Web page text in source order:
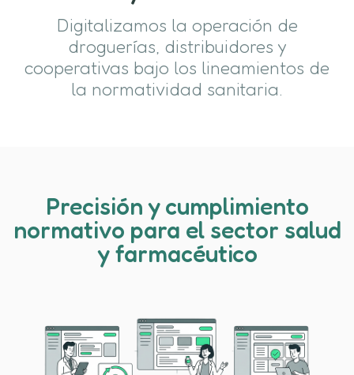
Digitalizamos la operación de
droguerías, distribuidores y
cooperativas bajo los lineamientos de
la normatividad sanitaria.
Precisión y cumplimiento
normativo para el sector salud
y farmacéutico